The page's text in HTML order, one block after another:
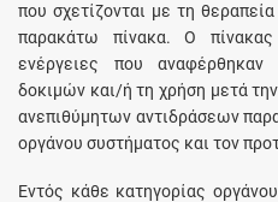
που σχετίζονται με τη θεραπεία
παρακάτω πίνακα. Ο πίνακας
ενέργειες που
δοκιμών και/ή τη χρήση μετά
ανεπιθύμητων αντιδράσεων
οργάνου συστήματος και τον
Εντός κάθε κατηγορίας